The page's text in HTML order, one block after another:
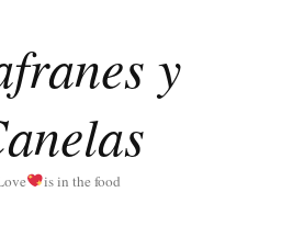
y
is in the food